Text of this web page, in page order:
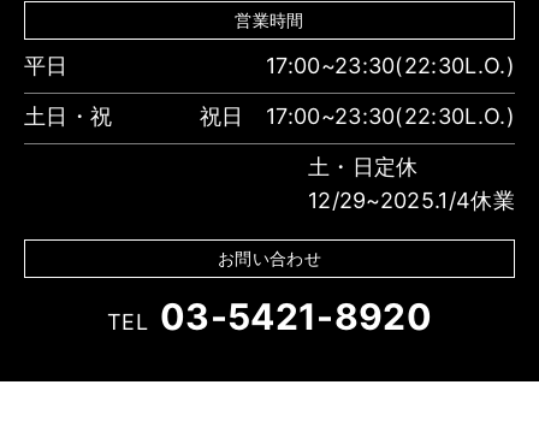
営業時間
平日
17:00~23:30(22:30L.O.)
土日・祝
祝日 17:00~23:30(22:30L.O.)
土・日定休
12/29~2025.1/4休業
お問い合わせ
TEL 03-5421-8920